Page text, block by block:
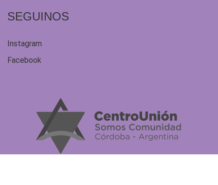
SEGUINOS
Instagram
Facebook